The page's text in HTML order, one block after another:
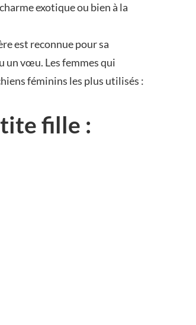
exotique ou bien à la
est reconnue pour sa
un vœu. Les femmes qui
féminins les plus utilisés :
fille :